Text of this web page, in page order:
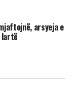
arsyeja e